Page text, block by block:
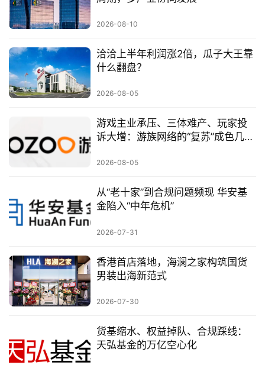
2026-08-10
洽洽上半年利润涨2倍，瓜子大王靠
什么翻盘？
2026-08-05
游戏主业承压、三体难产、玩家投
诉大增：游族网络的“复苏”成色几
2026-08-05
从“老十家”到合规问题频现 华安基
金陷入“中年危机”
2026-07-31
香港首店落地，海澜之家构筑国货
男装出海新范式
2026-07-30
货基缩水、权益掉队、合规踩线：
天弘基金的万亿空心化